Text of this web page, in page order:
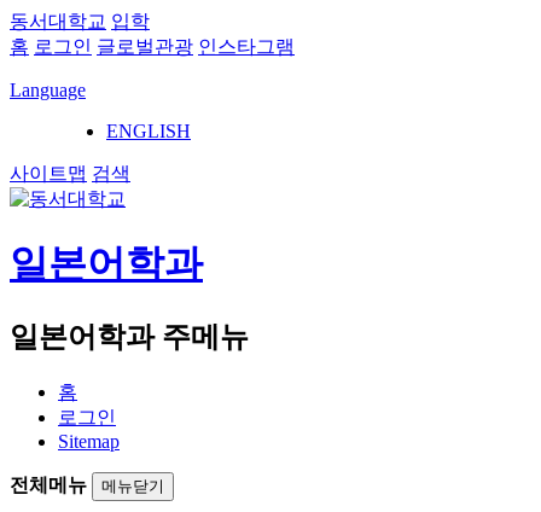
동서대학교 입학
홈 로그인 글로벌관광 인스타그램
Language
ENGLISH
사이트맵 검색
일본어학과
일본어학과 주메뉴
홈
로그인
Sitemap
전체메뉴 메뉴닫기